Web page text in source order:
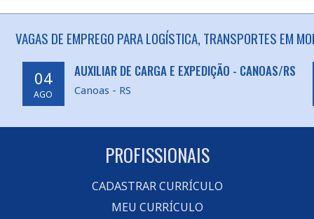
VAGAS DE EMPREGO PARA LOGÍSTICA, TRANSPORTES EM
04
AGO
AUXILIAR DE CARGA E EXPEDIÇÃO - CANOAS/RS
Canoas - RS
PROFISSIONAIS
CADASTRAR CURRÍCULO
MEU CURRÍCULO